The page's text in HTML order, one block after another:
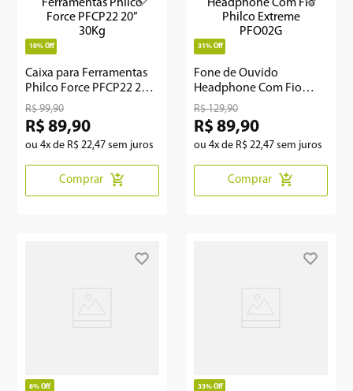
10% Off
Caixa para Ferramentas
Philco Force PFCP22 20”
30Kg
R$ 99,90
R$ 89,90
ou 4x de R$ 22,47 sem juros
Comprar
31% Off
Fone de Ouvido
Headphone Com Fio
Philco Extreme PFO02G
R$ 129,90
R$ 89,90
ou 4x de R$ 22,47 sem juros
Comprar
8% Off 33% Off